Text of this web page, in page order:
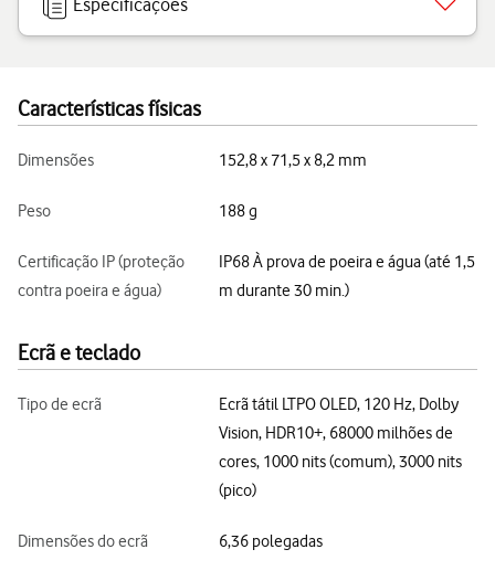
Especificações
Características físicas
Dimensões 152,8 x 71,5 x 8,2 mm
Peso 188 g
Certificação IP (proteção
contra poeira e água)
IP68 À prova de poeira e água (até 1,5
m durante 30 min.)
Ecrã e teclado
Tipo de ecrã
Ecrã tátil LTPO OLED, 120 Hz, Dolby
Vision, HDR10+, 68000 milhões de
cores, 1000 nits (comum), 3000 nits
(pico)
Dimensões do ecrã 6,36 polegadas